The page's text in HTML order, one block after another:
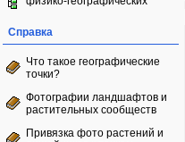
Справка
Что такое географические
точки?
Фотографии ландшафтов и
растительных сообществ
Привязка фото растений и